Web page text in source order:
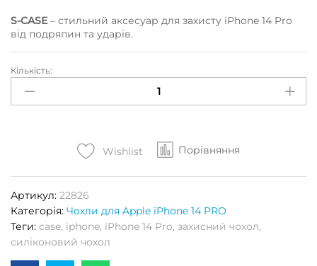
S-CASE– стильний аксесуар для захисту iPhone 14 Pro
від подряпин та ударів.
Чохол
CASE
14
PRO
(Spearmint)
Кількість
Кількість:
Wishlist Порівняння
Артикул: 22826
Категорія: Чохли для Apple iPhone 14 PRO
Теги: case, iphone, iPhone 14 Pro, захисний чохол,
силіконовий чохол